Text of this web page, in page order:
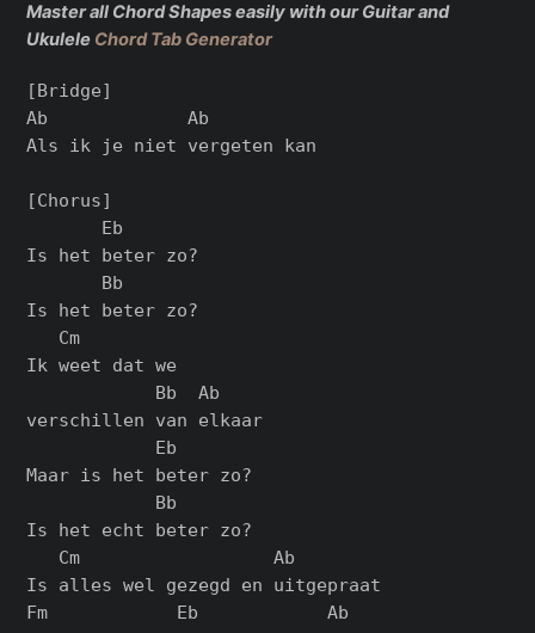
Master all Chord Shapes easily with our Guitar and
Ukulele Chord Tab Generator
[Bridge]
Ab             Ab
Als ik je niet vergeten kan
[Chorus]
       Eb
Is het beter zo?
       Bb
Is het beter zo?
   Cm
Ik weet dat we
            Bb  Ab
verschillen van elkaar
            Eb
Maar is het beter zo?
            Bb
Is het echt beter zo?
   Cm                  Ab
Is alles wel gezegd en uitgepraat
Fm            Eb            Ab